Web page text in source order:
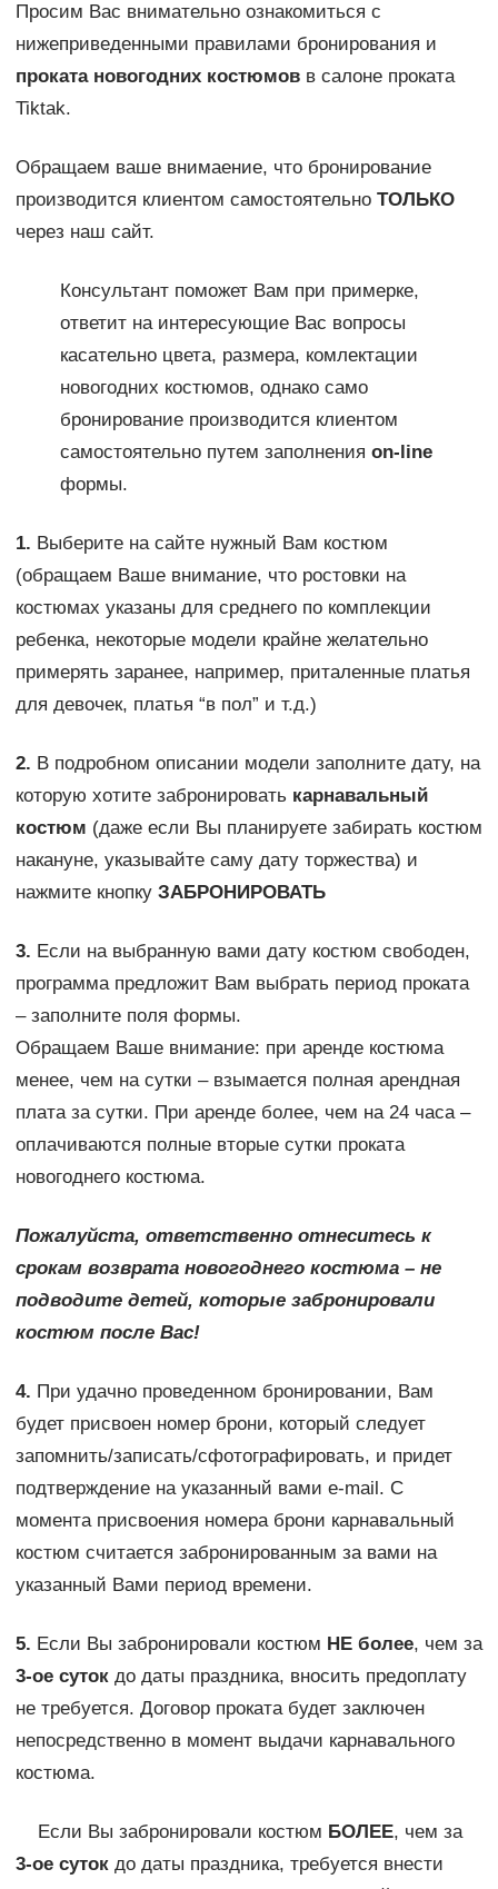
Просим Вас внимательно ознакомиться с
нижеприведенными правилами бронирования и
проката новогодних костюмовв салоне проката
Tiktak.
Обращаем ваше внимаение, что бронирование
производится клиентом самостоятельно ТОЛЬКО
через наш сайт.
Консультант поможет Вам при примерке,
ответит на интересующие Вас вопросы
касательно цвета, размера, комлектации
новогодних костюмов, однако само
бронирование производится клиентом
самостоятельно путем заполнения on-line
формы.
1. Выберите на сайте нужный Вам костюм
(обращаем Ваше внимание, что ростовки на
костюмах указаны для среднего по комплекции
ребенка, некоторые модели крайне желательно
примерять заранее, например, приталенные платья
для девочек, платья “в пол” и т.д.)
2. В подробном описании модели заполните дату, на
которую хотите забронировать карнавальный
костюм (даже если Вы планируете забирать костюм
накануне, указывайте саму дату торжества) и
нажмите кнопку ЗАБРОНИРОВАТЬ
3. Если на выбранную вами дату костюм свободен,
программа предложит Вам выбрать период проката
– заполните поля формы.
Обращаем Ваше внимание: при аренде костюма
менее, чем на сутки – взымается полная арендная
плата за сутки. При аренде более, чем на 24 часа –
оплачиваются полные вторые сутки проката
новогоднего костюма.
Пожалуйста, ответственно отнеситесь к
срокам возврата новогоднего костюма – не
подводите детей, которые забронировали
костюм после Вас!
4. При удачно проведенном бронировании, Вам
будет присвоен номер брони, который следует
запомнить/записать/сфотографировать, и придет
подтверждение на указанный вами e-mail. С
момента присвоения номера брони карнавальный
костюм считается забронированным за вами на
указанный Вами период времени.
5. Если Вы забронировали костюм НЕ более, чем за
3-ое сутокдо даты праздника, вносить предоплату
не требуется. Договор проката будет заключен
непосредственно в момент выдачи карнавального
костюма.
Если Вы забронировали костюм БОЛЕЕ, чем за
3-ое сутокдо даты праздника, требуется внести